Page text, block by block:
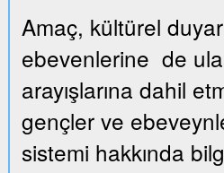
Amaç, kültürel
ebevenlerine de
arayışlarına dahil
gençler ve
sistemi hakkında